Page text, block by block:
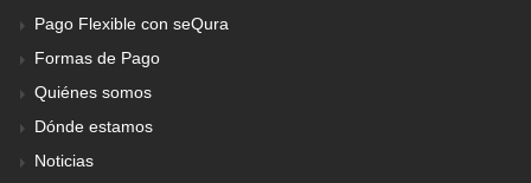
Pago Flexible con seQura
Formas de Pago
Quiénes somos
Dónde estamos
Noticias